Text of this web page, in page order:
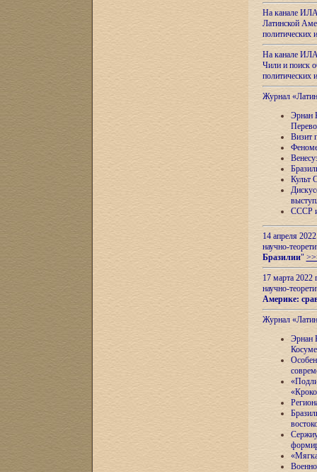
На канале
Латинской
На канале
Чили и поиск
Журнал
Эрнан
Визит
Культ
СССР и
14 апреля
научно-
Бразилии"
17 марта 2022
научно-
Америке:
Журнал
Эрнан